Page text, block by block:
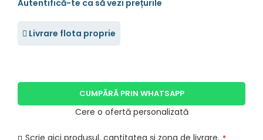
Livrare flota proprie
CUMPĂRĂ PRIN WHATSAPP
Cere o ofertă personalizată